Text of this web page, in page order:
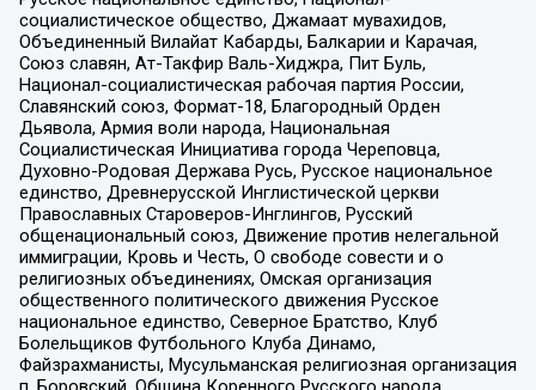
социалистическое общество, Джамаат мувахидов,
Объединенный Вилайат Кабарды, Балкарии и Карачая,
Союз славян, Ат-Такфир Валь-Хиджра, Пит Буль,
Национал-социалистическая рабочая партия России,
Славянский союз, Формат-18, Благородный Орден
Дьявола, Армия воли народа, Национальная
Социалистическая Инициатива города Череповца,
Духовно-Родовая Держава Русь, Русское национальное
единство, Древнерусской Инглистической церкви
Православных Староверов-Инглингов, Русский
общенациональный союз, Движение против нелегальной
иммиграции, Кровь и Честь, О свободе совести и о
религиозных объединениях, Омская организация
общественного политического движения Русское
национальное единство, Северное Братство, Клуб
Болельщиков Футбольного Клуба Динамо,
Файзрахманисты, Мусульманская религиозная организация